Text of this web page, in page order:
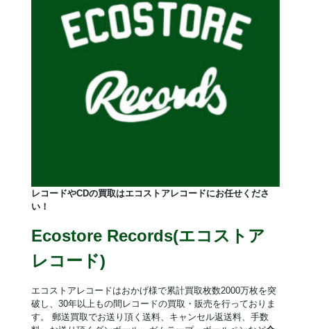
レコードやCDの買取はエコストアレコードにお任せくださ
い！
Ecostore Records(エコストア
レコード)
エコストアレコードはおかげ様で累計買取枚数2000万枚を突
破し、30年以上もの間レコードの買取・販売を行っておりま
す。 郵送買取でお送り頂く送料、キャンセル返送料、手数